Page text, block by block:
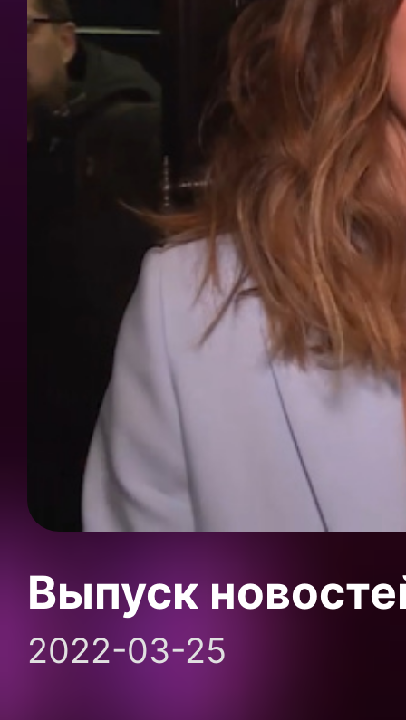
Выпуск
2022-03-25